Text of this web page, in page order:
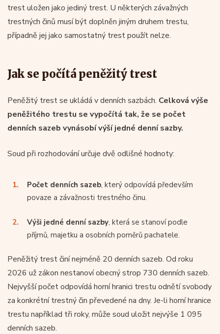
trest uložen jako jediný trest. U některých závažných
trestných činů musí být doplněn jiným druhem trestu,
případně jej jako samostatný trest použít nelze.
Jak se počítá peněžitý trest
Peněžitý trest se ukládá v denních sazbách. Celková výše
peněžitého trestu se vypočítá tak, že se počet
denních sazeb vynásobí výší jedné denní sazby.
Soud při rozhodování určuje dvě odlišné hodnoty:
Počet denních sazeb, který odpovídá především
povaze a závažnosti trestného činu.
Výši jedné denní sazby, která se stanoví podle
příjmů, majetku a osobních poměrů pachatele.
Peněžitý trest činí nejméně 20 denních sazeb. Od roku
2026 už zákon nestanoví obecný strop 730 denních sazeb.
Nejvyšší počet odpovídá horní hranici trestu odnětí svobody
za konkrétní trestný čin převedené na dny. Je-li horní hranice
trestu například tři roky, může soud uložit nejvýše 1 095
denních sazeb.